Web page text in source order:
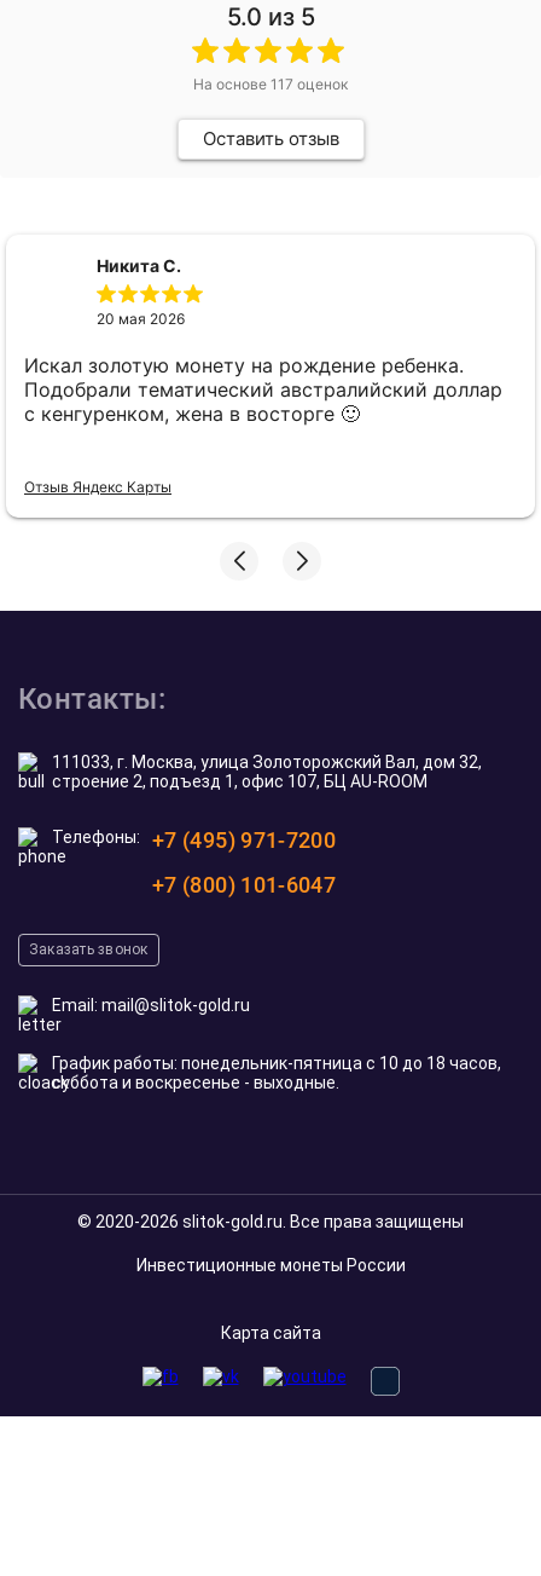
5.0 из 5
На основе 117 оценок
Оставить отзыв
Никита С.
20 мая 2026
Искал золотую монету на рождение ребенка.
Подобрали тематический австралийский доллар
с кенгуренком, жена в восторге 🙂
Отзыв Яндекс Карты
Контакты:
111033, г. Москва, улица Золоторожский Вал, дом 32,
строение 2, подъезд 1, офис 107, БЦ AU-ROOM
Телефоны:
+7 (495) 971-7200
+7 (800) 101-6047
Заказать звонок
Email: mail@slitok-gold.ru
График работы: понедельник-пятница с 10 до 18 часов,
суббота и воскресенье - выходные.
© 2020-2026 slitok-gold.ru. Все права защищены
Инвестиционные монеты России
Карта сайта